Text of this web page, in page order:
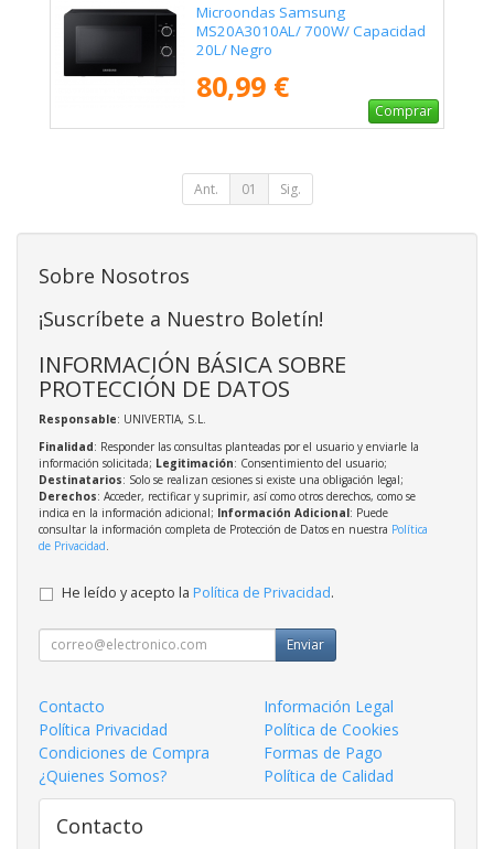
Microondas Samsung
MS20A3010AL/ 700W/ Capacidad
20L/ Negro
80,99 €
Comprar
Ant. 01 Sig.
Sobre Nosotros
¡Suscríbete a Nuestro Boletín!
INFORMACIÓN BÁSICA SOBRE
PROTECCIÓN DE DATOS
Responsable: UNIVERTIA, S.L.
Finalidad: Responder las consultas planteadas por el usuario y enviarle la
información solicitada; Legitimación: Consentimiento del usuario;
Destinatarios: Solo se realizan cesiones si existe una obligación legal;
Derechos: Acceder, rectificar y suprimir, así como otros derechos, como se
indica en la información adicional; Información Adicional: Puede
consultar la información completa de Protección de Datos en nuestra Política
de Privacidad.
He leído y acepto la Política de Privacidad.
Enviar
Contacto
Información Legal
Política Privacidad
Política de Cookies
Condiciones de Compra
Formas de Pago
¿Quienes Somos?
Política de Calidad
Contacto